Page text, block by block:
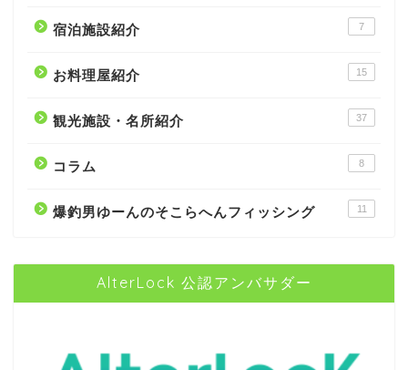
宿泊施設紹介 7
お料理屋紹介 15
観光施設・名所紹介 37
コラム 8
爆釣男ゆーんのそこらへんフィッシング 11
AlterLock 公認アンバサダー